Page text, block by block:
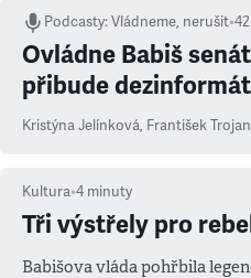
Podcasty:Vládneme, nerušit•
Ovládne Babiš
přibude
Kristýna Jelínková, František Trojan
Kultura•4 minuty
Tři výstřely pro
Babišova vláda pohřbila